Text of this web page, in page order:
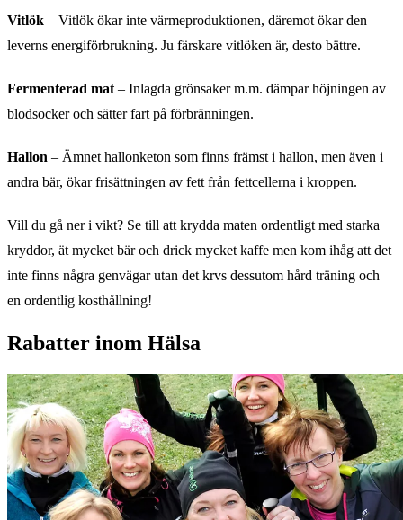
Vitlök – Vitlök ökar inte värmeproduktionen, däremot ökar den
leverns energiförbrukning. Ju färskare vitlöken är, desto bättre.
Fermenterad mat – Inlagda grönsaker m.m. dämpar höjningen av
blodsocker och sätter fart på förbränningen.
Hallon – Ämnet hallonketon som finns främst i hallon, men även i
andra bär, ökar frisättningen av fett från fettcellerna i kroppen.
Vill du gå ner i vikt? Se till att krydda maten ordentligt med starka
kryddor, ät mycket bär och drick mycket kaffe men kom ihåg att det
inte finns några genvägar utan det krvs dessutom hård träning och
en ordentlig kosthållning!
Rabatter inom Hälsa